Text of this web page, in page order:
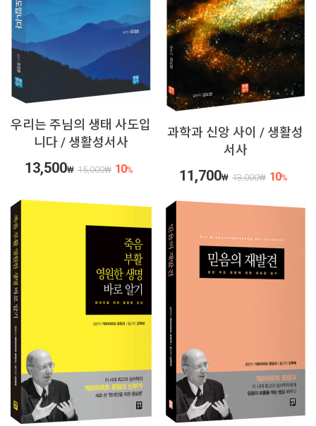
우리는 주님의 생태 사도입
니다 / 생활성서사
13,500₩ 15,000₩ 10%
과학과 신앙 사이 / 생활성
서사
11,700₩ 13,000₩ 10%